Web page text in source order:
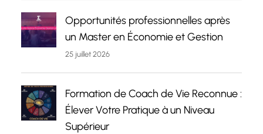
Opportunités professionnelles après
un Master en Économie et Gestion
25 juillet 2026
Formation de Coach de Vie Reconnue :
Élever Votre Pratique à un Niveau
Supérieur